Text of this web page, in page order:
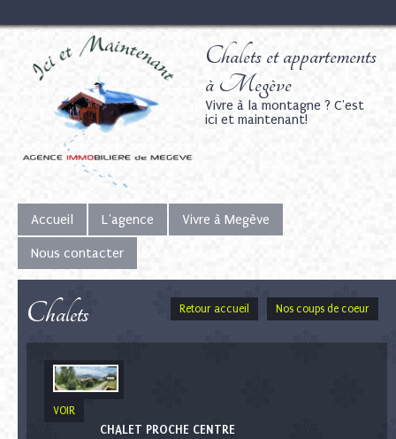
Chalets et appartements
à Megève
Vivre à la montagne ? C'est
ici et maintenant!
Accueil L'agence Vivre à Megève
Nous contacter
Chalets Retour accueil Nos coups de coeur
VOIR
CHALET PROCHE CENTRE